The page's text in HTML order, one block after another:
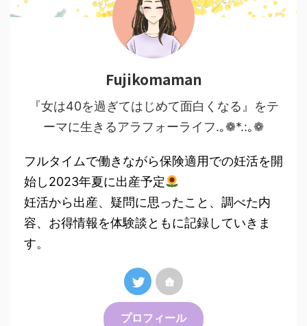
Fujikomaman
『女は40を過ぎてはじめて面白くなる』をテ
ーマに生きるアラフォーライフ.｡❁*.:｡❁
フルタイムで働きながら保険適用での妊活を開
始し2023年夏に出産予定
妊活から出産、疑問に思ったこと、調べた内
容、お得情報を体験談ともに記録していきま
す。
プロフィール